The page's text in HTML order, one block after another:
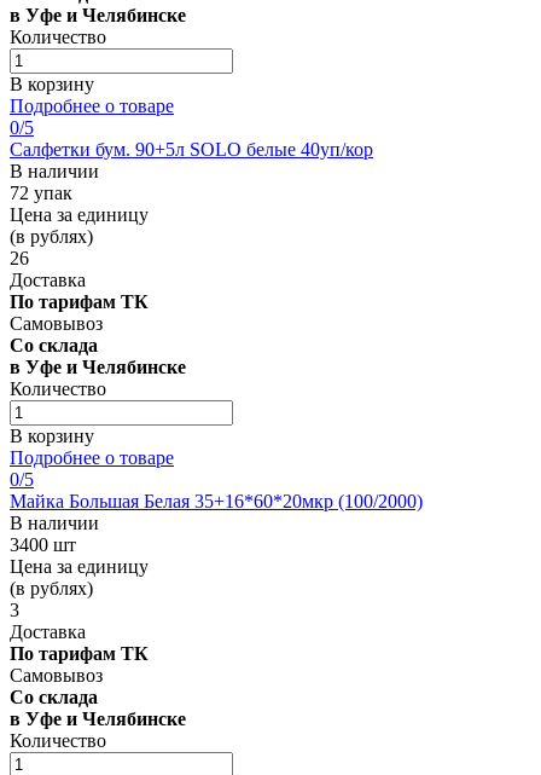
в Уфе и Челябинске
Количество
В корзину
Подробнее о товаре
0/5
Салфетки бум. 90+5л SOLO белые 40уп/кор
В наличии
72 упак
Цена за единицу
(в рублях)
26
Доставка
По тарифам ТК
Самовывоз
Со склада
в Уфе и Челябинске
Количество
В корзину
Подробнее о товаре
0/5
Майка Большая Белая 35+16*60*20мкр (100/2000)
В наличии
3400 шт
Цена за единицу
(в рублях)
3
Доставка
По тарифам ТК
Самовывоз
Со склада
в Уфе и Челябинске
Количество